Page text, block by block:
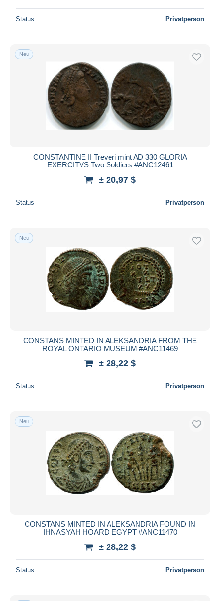
Status Privatperson
Neu
CONSTANTINE II Treveri mint AD 330 GLORIA
EXERCITVS Two Soldiers #ANC12461
± 20,97 $
Status Privatperson
Neu
CONSTANS MINTED IN ALEKSANDRIA FROM THE
ROYAL ONTARIO MUSEUM #ANC11469
± 28,22 $
Status Privatperson
Neu
CONSTANS MINTED IN ALEKSANDRIA FOUND IN
IHNASYAH HOARD EGYPT #ANC11470
± 28,22 $
Status Privatperson